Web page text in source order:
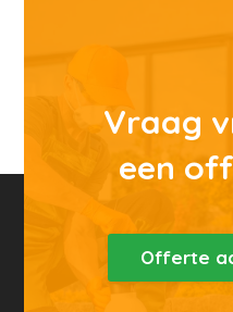
Vraag
een
Offerte